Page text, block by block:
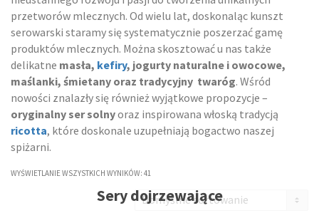
przetworów mlecznych. Od wielu lat, doskonaląc kunszt
serowarski staramy się systematycznie poszerzać gamę
produktów mlecznych. Można skosztować u nas także
delikatne masła, kefiry, jogurty naturalne i owocowe,
maślanki, śmietany oraz tradycyjny twaróg. Wśród
nowości znalazły się również wyjątkowe propozycje –
oryginalny ser solnyoraz inspirowana włoską tradycją
ricotta, które doskonale uzupełniają bogactwo naszej
spiżarni.
WYŚWIETLANIE WSZYSTKICH WYNIKÓW: 41
Sery dojrzewające